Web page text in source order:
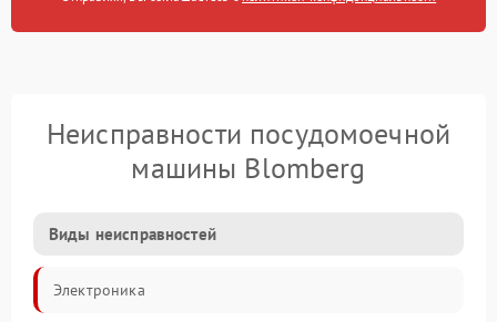
Неисправности посудомоечной
машины Blomberg
Виды неисправностей
Электроника